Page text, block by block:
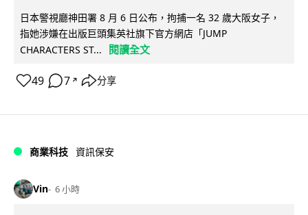
日本警視廳神田署 8 月 6 日公布，拘捕一名 32 歲大阪女子，
指她涉嫌在出版巨頭集英社旗下官方網店「JUMP
CHARACTERS ST...
閱讀全文
49 7 ↗ 分享
商業科技 資訊保安
Vin 6 小時